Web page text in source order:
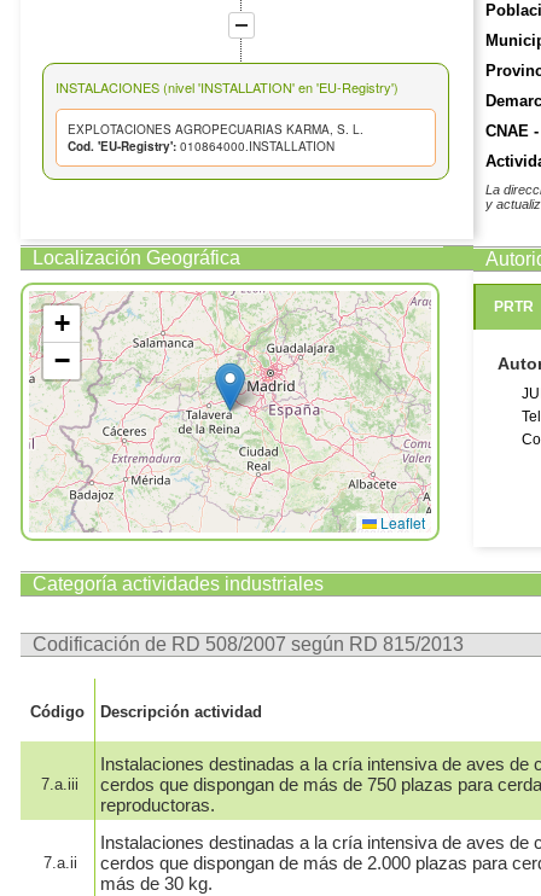
INSTALACIONES (nivel 'INSTALLATION' en 'EU-Registry')
EXPLOTACIONES AGROPECUARIAS KARMA, S. L.
Cod. 'EU-Registry': 010864000.INSTALLATION
Localización Geográfica
+
−
Leaflet
CNAE
La
y
PRTR
Categoría actividades industriales
Codificación de RD 508/2007 según RD 815/2013
Código Descripción actividad
7.a.iii
Instalaciones destinadas a la cría intensiva de aves de
cerdos que dispongan de más de 750 plazas para
reproductoras.
7.a.ii
Instalaciones destinadas a la cría intensiva de aves de
cerdos que dispongan de más de 2.000 plazas para
más de 30 kg.